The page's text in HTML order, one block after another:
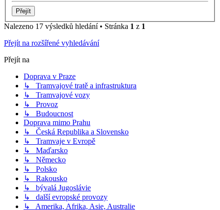
Nalezeno 17 výsledků hledání • Stránka 1 z 1
Přejít na rozšířené vyhledávání
Přejít na
Doprava v Praze
↳ Tramvajové tratě a infrastruktura
↳ Tramvajové vozy
↳ Provoz
↳ Budoucnost
Doprava mimo Prahu
↳ Česká Republika a Slovensko
↳ Tramvaje v Evropě
↳ Maďarsko
↳ Německo
↳ Polsko
↳ Rakousko
↳ bývalá Jugoslávie
↳ další evropské provozy
↳ Amerika, Afrika, Asie, Australie